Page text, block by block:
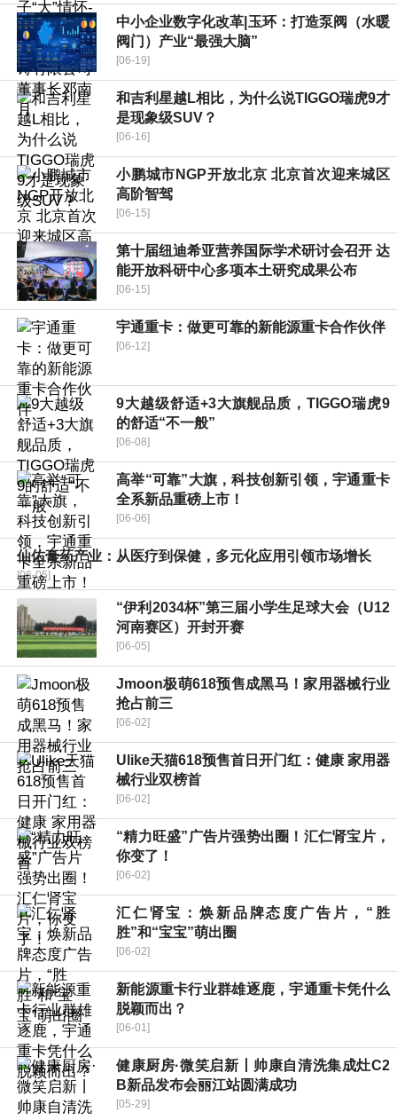
中小企业数字化改革|玉环：打造泵阀（水暖
阀门）产业“最强大脑”
[06-19]
和吉利星越L相比，为什么说TIGGO瑞虎9才
是现象级SUV？
[06-16]
小鹏城市NGP开放北京 北京首次迎来城区
高阶智驾
[06-15]
第十届纽迪希亚营养国际学术研讨会召开 达
能开放科研中心多项本土研究成果公布
[06-15]
宇通重卡：做更可靠的新能源重卡合作伙伴
[06-12]
9大越级舒适+3大旗舰品质，TIGGO瑞虎9
的舒适“不一般”
[06-08]
高举“可靠”大旗，科技创新引领，宇通重卡
全系新品重磅上市！
[06-06]
仙佑膏药产业：从医疗到保健，多元化应用引领市场增长
[06-05]
“伊利2034杯”第三届小学生足球大会（U12
河南赛区）开封开赛
[06-05]
Jmoon极萌618预售成黑马！家用器械行业
抢占前三
[06-02]
Ulike天猫618预售首日开门红：健康 家用器
械行业双榜首
[06-02]
“精力旺盛”广告片强势出圈！汇仁肾宝片，
你变了！
[06-02]
汇仁肾宝：焕新品牌态度广告片，“胜
胜”和“宝宝”萌出圈
[06-02]
新能源重卡行业群雄逐鹿，宇通重卡凭什么
脱颖而出？
[06-01]
健康厨房·微笑启新丨帅康自清洗集成灶C2
B新品发布会丽江站圆满成功
[05-29]